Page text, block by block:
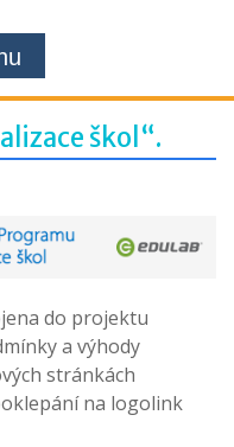
škol“.
do projektu
a výhody
stránkách
na logolink